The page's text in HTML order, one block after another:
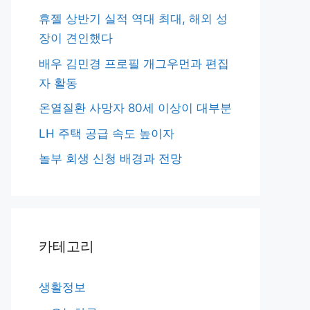
휴젤 상반기 실적 역대 최대, 해외 성
장이 견인했다
배우 김민경 프로필 개그우먼과 편집
자 활동
온열질환 사망자 80세 이상이 대부분
LH 주택 공급 속도 높이자
놀부 회생 신청 배경과 전망
카테고리
생활정보